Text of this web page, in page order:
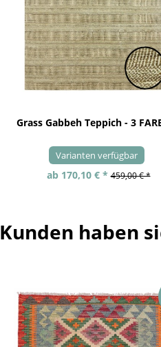
Grass Gabbeh Teppich - 3
Varianten verfügbar
ab 170,10 € * 459,00 € *
Kunden haben